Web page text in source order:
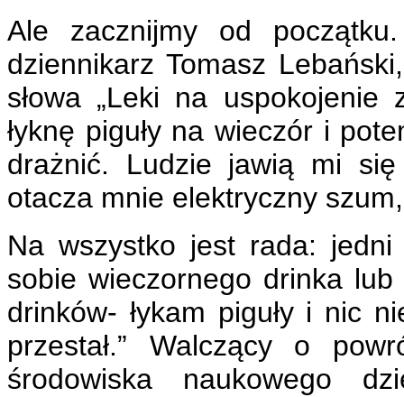
Ale zacznijmy od
dziennikarz Tomasz
słowa „Leki na
łyknę piguły na wieczór i
drażnić. Ludzie jawią mi
otacza mnie elektryczny
Na wszystko jest rada:
sobie wieczornego drinka
drinków- łykam piguły i nic
przestał.” Walczący o
środowiska naukowego